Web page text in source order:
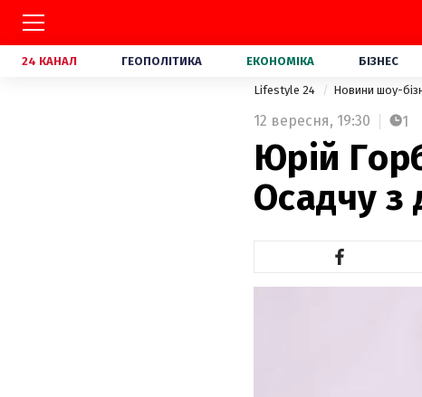
24 КАНАЛ ГЕОПОЛІТИКА ЕКОНОМІКА БІЗНЕС
Lifestyle 24 Новини шоу-
12 вересня, 19:30 1
Юрій
Осадчу